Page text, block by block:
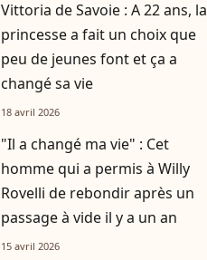
Vittoria de Savoie : A 22 ans, la
princesse a fait un choix que
peu de jeunes font et ça a
changé sa vie
18 avril 2026
"Il a changé ma vie" : Cet
homme qui a permis à Willy
Rovelli de rebondir après un
passage à vide il y a un an
15 avril 2026